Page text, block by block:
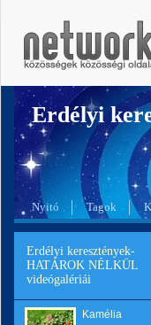
Erdélyi
Nyitó Tagok
Erdélyi keresztények-
HATÁROK NÉLKÜL
videógalériái
Kamélia